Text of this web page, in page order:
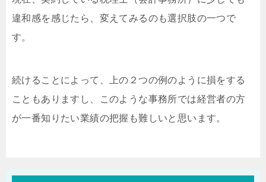
違和感を感じたら、変えてみるのも選択肢の一つで
す。
続けることによって、上の２つの例のように損をする
こともありますし、このような事務所では経営者の方
が一番知りたい業績の把握も難しいと思います。